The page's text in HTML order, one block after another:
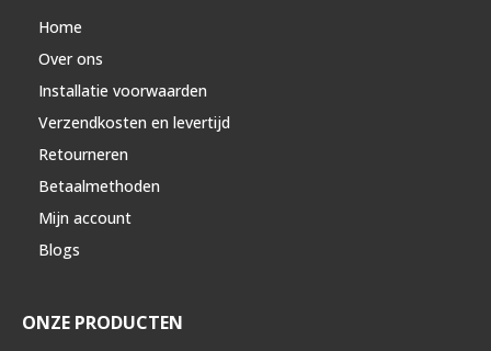
Home
Over ons
Installatie voorwaarden
Verzendkosten en levertijd
Retourneren
Betaalmethoden
Mijn account
Blogs
ONZE PRODUCTEN